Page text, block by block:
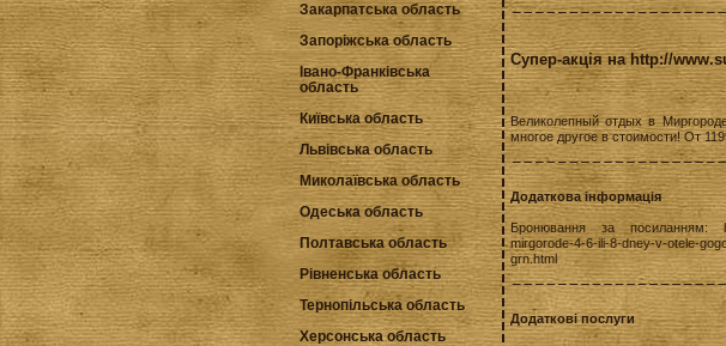
Закарпатська область
Запоріжська область
Івано-Франківська
область
Київська область
Львівська область
Миколаївська область
Одеська область
Полтавська область
Рівненська область
Тернопільська область
Херсонська область
Супер-акція на http://
Великолепный отдых в
многое другое в стоимости! От
Додаткова інформація
Бронювання за посиланням:
mirgorode-4-6-ili-8-dney-v-otele-
grn.html
Додаткові послуги